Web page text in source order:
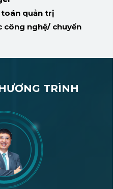
quản trị
công nghệ/ chuyển
TRÌNH